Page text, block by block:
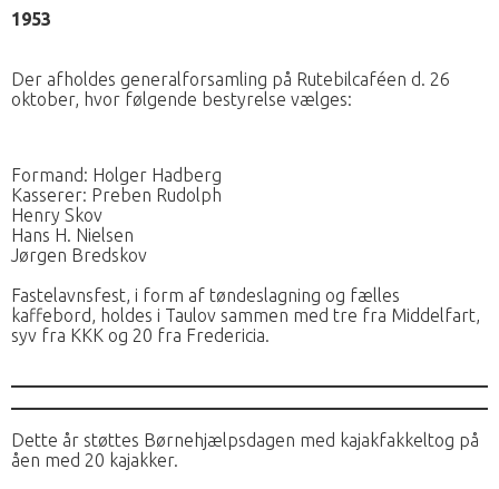
1953
Der afholdes generalforsamling på Rutebilcaféen d. 26
oktober, hvor følgende bestyrelse vælges:
Formand: Holger Hadberg
Kasserer: Preben Rudolph
Henry Skov
Hans H. Nielsen
Jørgen Bredskov
Fastelavnsfest, i form af tøndeslagning og fælles
kaffebord, holdes i Taulov sammen med tre fra Middelfart,
syv fra KKK og 20 fra Fredericia.
Dette år støttes Børnehjælpsdagen med kajakfakkeltog på
åen med 20 kajakker.